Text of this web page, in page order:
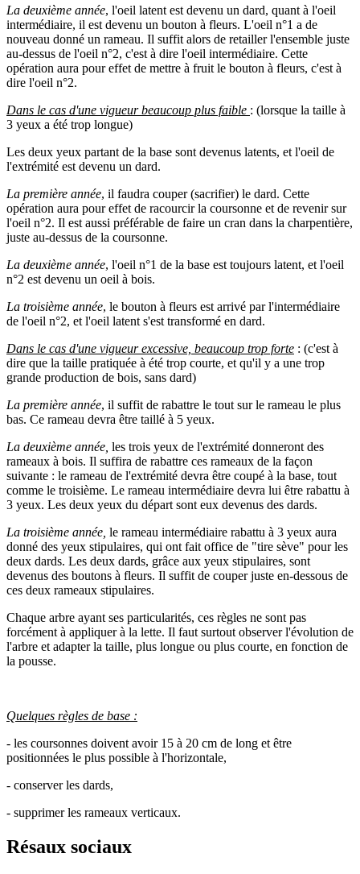
La deuxième année, l'oeil latent est devenu un dard, quant à l'oeil
intermédiaire, il est devenu un bouton à fleurs. L'oeil n°1 a de
nouveau donné un rameau. Il suffit alors de retailler l'ensemble juste
au-dessus de l'oeil n°2, c'est à dire l'oeil intermédiaire. Cette
opération aura pour effet de mettre à fruit le bouton à fleurs, c'est à
dire l'oeil n°2.
Dans le cas d'une vigueur beaucoup plus faible : (lorsque la taille à
3 yeux a été trop longue)
Les deux yeux partant de la base sont devenus latents, et l'oeil de
l'extrémité est devenu un dard.
La première année, il faudra couper (sacrifier) le dard. Cette
opération aura pour effet de racourcir la coursonne et de revenir sur
l'oeil n°2. Il est aussi préférable de faire un cran dans la charpentière,
juste au-dessus de la coursonne.
La deuxième année, l'oeil n°1 de la base est toujours latent, et l'oeil
n°2 est devenu un oeil à bois.
La troisième année, le bouton à fleurs est arrivé par l'intermédiaire
de l'oeil n°2, et l'oeil latent s'est transformé en dard.
Dans le cas d'une vigueur excessive, beaucoup trop forte : (c'est à
dire que la taille pratiquée à été trop courte, et qu'il y a une trop
grande production de bois, sans dard)
La première année, il suffit de rabattre le tout sur le rameau le plus
bas. Ce rameau devra être taillé à 5 yeux.
La deuxième année, les trois yeux de l'extrémité donneront des
rameaux à bois. Il suffira de rabattre ces rameaux de la façon
suivante : le rameau de l'extrémité devra être coupé à la base, tout
comme le troisième. Le rameau intermédiaire devra lui être rabattu à
3 yeux. Les deux yeux du départ sont eux devenus des dards.
La troisième année, le rameau intermédiaire rabattu à 3 yeux aura
donné des yeux stipulaires, qui ont fait office de "tire sève" pour les
deux dards. Les deux dards, grâce aux yeux stipulaires, sont
devenus des boutons à fleurs. Il suffit de couper juste en-dessous de
ces deux rameaux stipulaires.
Chaque arbre ayant ses particularités, ces règles ne sont pas
forcément à appliquer à la lette. Il faut surtout observer l'évolution de
l'arbre et adapter la taille, plus longue ou plus courte, en fonction de
la pousse.
Quelques règles de base :
- les coursonnes doivent avoir 15 à 20 cm de long et être
positionnées le plus possible à l'horizontale,
- conserver les dards,
- supprimer les rameaux verticaux.
Résaux sociaux